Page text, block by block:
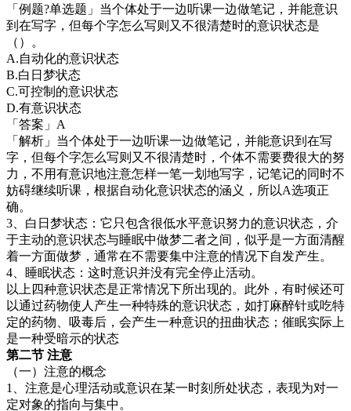
「例题?单选题」当个体处于一边听课一边做笔记，并能意识
到在写字，但每个字怎么写则又不很清楚时的意识状态是
（）。
A.自动化的意识状态
B.白日梦状态
C.可控制的意识状态
D.有意识状态
「答案」A
「解析」当个体处于一边听课一边做笔记，并能意识到在写
字，但每个字怎么写则又不很清楚时，个体不需要费很大的努
力，不用有意识地注意怎样一笔一划地写字，记笔记的同时不
妨碍继续听课，根据自动化意识状态的涵义，所以A选项正
确。
3、白日梦状态：它只包含很低水平意识努力的意识状态，介
于主动的意识状态与睡眠中做梦二者之间，似乎是一方面清醒
着一方面做梦，通常在不需要集中注意的情况下自发产生。
4、睡眠状态：这时意识并没有完全停止活动。
以上四种意识状态是正常情况下所出现的。此外，有时候还可
以通过药物使人产生一种特殊的意识状态，如打麻醉针或吃特
定的药物、吸毒后，会产生一种意识的扭曲状态；催眠实际上
是一种受暗示的状态
第二节 注意
（一）注意的概念
1、注意是心理活动或意识在某一时刻所处状态，表现为对一
定对象的指向与集中。